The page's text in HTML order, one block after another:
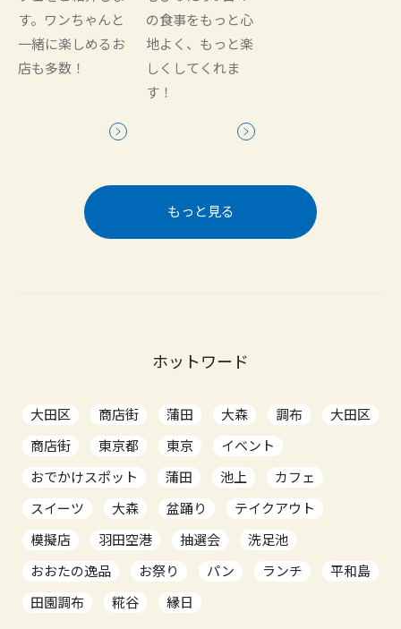
す。ワンちゃんと
一緒に楽しめるお
店も多数！
の食事をもっと心
地よく、もっと楽
しくしてくれま
す！
もっと見る
ホットワード
大田区 商店街 蒲田 大森 調布
大田区
商店街
東京都 東京
イベント
おでかけスポット
蒲田 池上
カフェ
スイーツ
大森 盆踊り
テイクアウト
模擬店
羽田空港 抽選会
洗足池
おおたの逸品
お祭り パン ランチ
平和島
田園調布
糀谷 縁日